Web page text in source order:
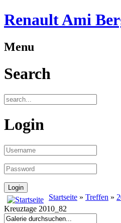
Renault Ami
Menu
Search
Login
Startseite » Treffen »
Kreuztage 2010_82